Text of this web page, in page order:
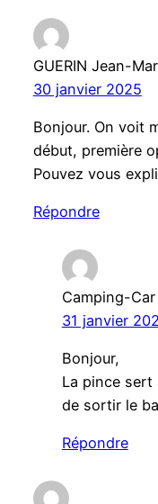
GUERIN Jean-
30 janvier 2025
Bonjour. On voit
début, première
Pouvez vous
Répondre
Camping-Car
31 janvier
Bonjour,
La pince sert
de sortir le
Répondre